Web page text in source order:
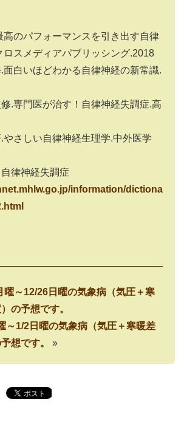
高のパフォーマンスを引き出す自律
ロスメディアパブリッシング.2018
.面白いほどわかる自律神経の新常識.
.専門医が治す！自律神経失調症.高
.やさしい自律神経生理学.中外医学
律神経失調症
information/dictiona
曜～12/26日曜の気象病（気圧＋寒
の予想です。
～1/2日曜の気象病（気圧＋寒暖差
想です。
»